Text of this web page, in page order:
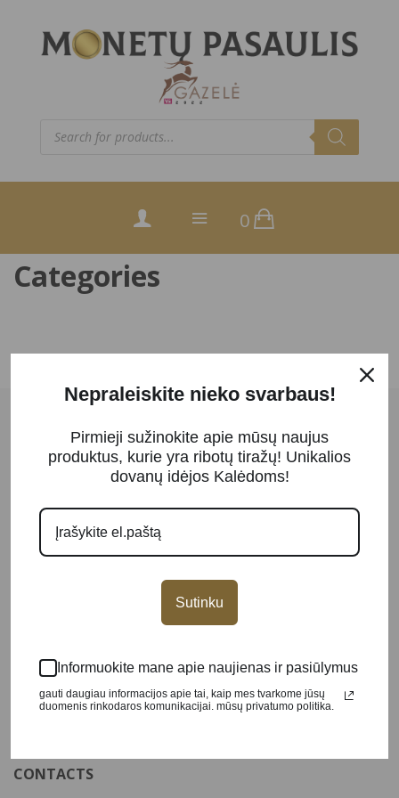
search
0
Categories
JSC "GSP INVESTMENT"
Legal entity code: 302934929
VAT code: LT100007364511
Coins
Gold
CONTACTS
Nepraleiskite nieko svarbaus!
Pirmieji sužinokite apie mūsų naujus
produktus, kurie yra ribotų tiražų! Unikalios
dovanų idėjos Kalėdoms!
Sutinku
Informuokite mane apie naujienas ir pasiūlymus
gauti daugiau informacijos apie tai, kaip mes tvarkome jūsų
duomenis rinkodaros komunikacijai. mūsų privatumo politika.